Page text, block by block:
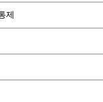
제